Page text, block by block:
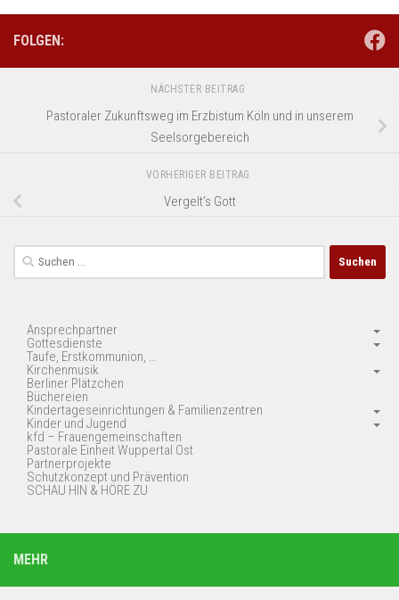
FOLGEN:
NÄCHSTER BEITRAG
Pastoraler Zukunftsweg im Erzbistum Köln und in unserem
Seelsorgebereich
VORHERIGER BEITRAG
Vergelt’s Gott
Suchen
nach:
Ansprechpartner
Gottesdienste
Taufe, Erstkommunion, …
Kirchenmusik
Berliner Plätzchen
Büchereien
Kindertageseinrichtungen & Familienzentren
Kinder und Jugend
kfd – Frauengemeinschaften
Pastorale Einheit Wuppertal Ost
Partnerprojekte
Schutzkonzept und Prävention
SCHAU HIN & HÖRE ZU
MEHR